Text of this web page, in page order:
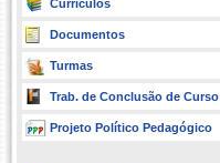
Currículos
Documentos
Turmas
Trab. de Conclusão de Curso
Projeto Político Pedagógico